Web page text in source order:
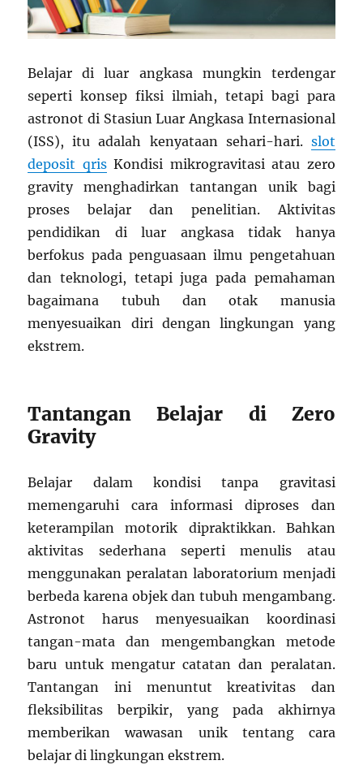
Belajar di luar angkasa mungkin terdengar
seperti konsep fiksi ilmiah, tetapi bagi para
astronot di Stasiun Luar Angkasa Internasional
(ISS), itu adalah kenyataan sehari-hari. slot
deposit qrisKondisi mikrogravitasi atau zero
gravity menghadirkan tantangan unik bagi
proses belajar dan penelitian. Aktivitas
pendidikan di luar angkasa tidak hanya
berfokus pada penguasaan ilmu pengetahuan
dan teknologi, tetapi juga pada pemahaman
bagaimana tubuh dan otak manusia
menyesuaikan diri dengan lingkungan yang
ekstrem.
Tantangan Belajar di Zero
Gravity
Belajar dalam kondisi tanpa gravitasi
memengaruhi cara informasi diproses dan
keterampilan motorik dipraktikkan. Bahkan
aktivitas sederhana seperti menulis atau
menggunakan peralatan laboratorium menjadi
berbeda karena objek dan tubuh mengambang.
Astronot harus menyesuaikan koordinasi
tangan-mata dan mengembangkan metode
baru untuk mengatur catatan dan peralatan.
Tantangan ini menuntut kreativitas dan
fleksibilitas berpikir, yang pada akhirnya
memberikan wawasan unik tentang cara
belajar di lingkungan ekstrem.